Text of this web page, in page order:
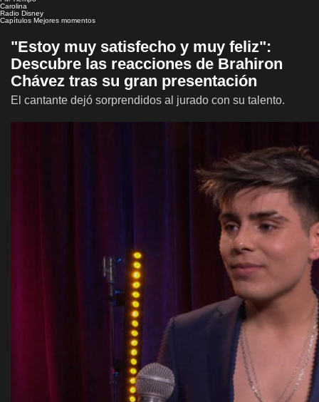
Carolina
Radio Disney
Capítulos Mejores momentos
"Estoy muy satisfecho y muy feliz":
Descubre las reacciones de Brahiron
Chávez tras su gran presentación
El cantante dejó sorprendidos al jurado con su talento.